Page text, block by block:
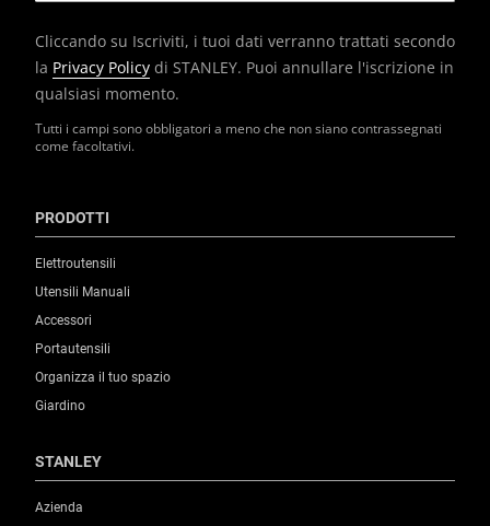
Tutti i campi sono obbligatori a meno che non siano contrassegnati
come facoltativi.
Cliccando su Iscriviti, i tuoi dati verranno trattati secondo
la Privacy Policy di STANLEY. Puoi annullare l'iscrizione in
qualsiasi momento.
PRODOTTI
Elettroutensili
Utensili Manuali
Accessori
Portautensili
Organizza il tuo spazio
Giardino
STANLEY
Azienda